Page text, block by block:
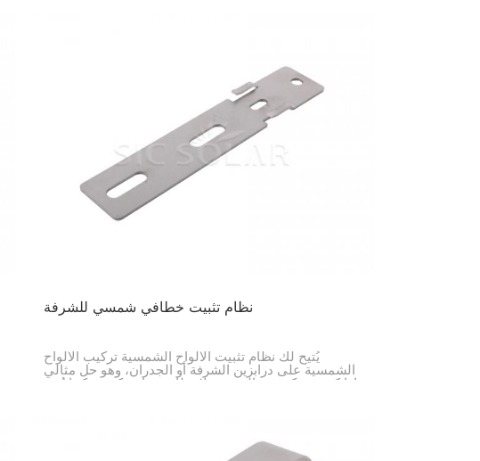
نظام تثبيت خطافي شمسي للشرفة
يُتيح لك نظام تثبيت الألواح الشمسية تركيب الألواح
الشمسية على درابزين الشرفة أو الجدران، وهو حل مثالي